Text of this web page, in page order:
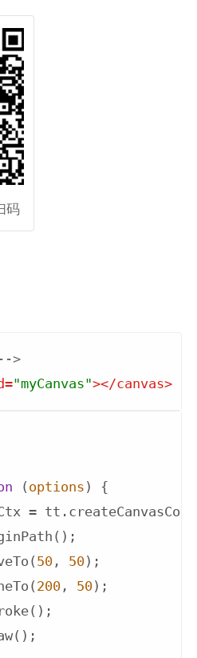
码
>
="myCanvas"></canvas>
( options ) {
=
50 , 50);
200 , 50);